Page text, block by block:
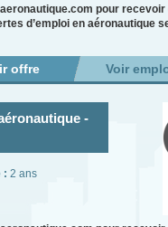
pour
d’emploi en aéronautique
offre Voir
-
: 2 ans